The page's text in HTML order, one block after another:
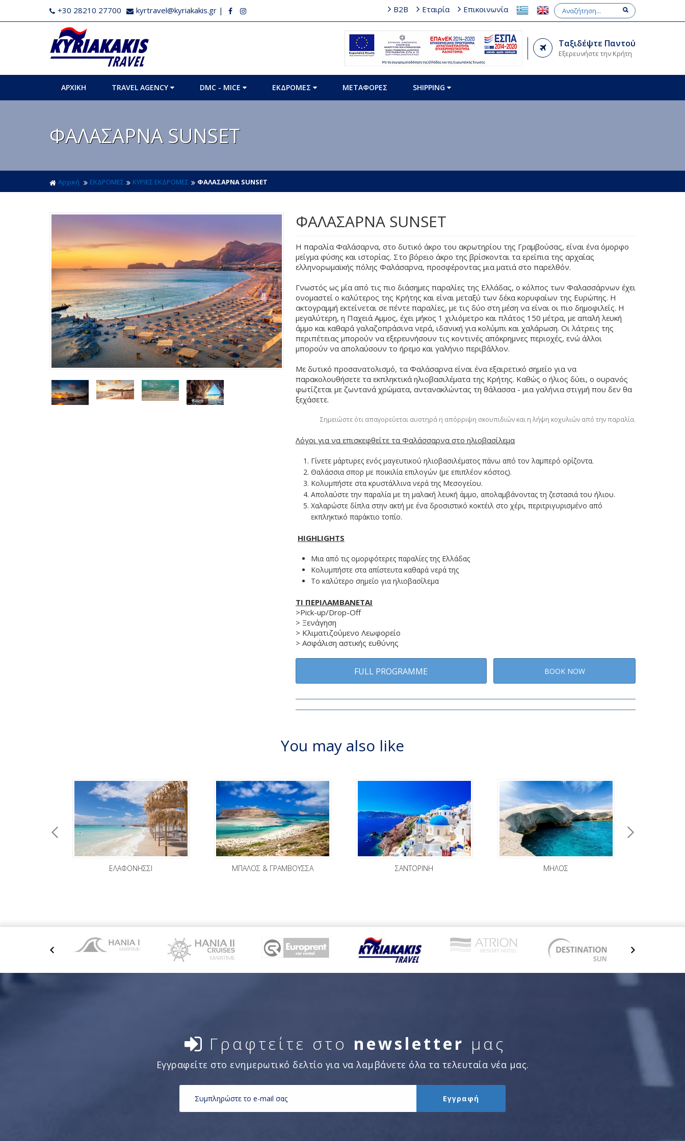
+30 28210 27700 kyrtravel@kyriakakis.gr | B2B Εταιρία Επικοινωνία
Ταξιδέψτε Παντού
Εξερευνήστε την Κρήτη
ΑΡΧΙΚΗ TRAVEL AGENCY DMC - MICE ΕΚΔΡΟΜΕΣ ΜΕΤΑΦΟΡΕΣ SHIPPING
ΦΑΛΑΣΑΡΝΑ SUNSET
Αρχική ΕΚΔΡΟΜΕΣ ΚΥΡΙΕΣ ΕΚΔΡΟΜΕΣ ΦΑΛΑΣΑΡΝΑ SUNSET
ΦΑΛΑΣΑΡΝΑ SUNSET
Η παραλία Φαλάσαρνα, στο δυτικό άκρο του ακρωτηρίου της Γραμβούσας, είναι ένα όμορφο
μείγμα φύσης και ιστορίας. Στο βόρειο άκρο της βρίσκονται τα ερείπια της αρχαίας
ελληνορωμαϊκής πόλης Φαλάσαρνα, προσφέροντας μια ματιά στο παρελθόν.
Γνωστός ως μία από τις πιο διάσημες παραλίες της Ελλάδας, ο κόλπος των Φαλασσάρνων έχει
ονομαστεί ο καλύτερος της Κρήτης και είναι μεταξύ των δέκα κορυφαίων της Ευρώπης. Η
ακτογραμμή εκτείνεται σε πέντε παραλίες, με τις δύο στη μέση να είναι οι πιο δημοφιλείς. Η
μεγαλύτερη, η Παχειά Αμμος, έχει μήκος 1 χιλιόμετρο και πλάτος 150 μέτρα, με απαλή λευκή
άμμο και καθαρά γαλαζοπράσινα νερά, ιδανική για κολύμπι και χαλάρωση. Οι λάτρεις της
περιπέτειας μπορούν να εξερευνήσουν τις κοντινές απόκρημνες περιοχές, ενώ άλλοι
μπορούν να απολαύσουν το ήρεμο και γαλήνιο περιβάλλον.
Με δυτικό προσανατολισμό, τα Φαλάσαρνα είναι ένα εξαιρετικό σημείο για να
παρακολουθήσετε τα εκπληκτικά ηλιοβασιλέματα της Κρήτης. Καθώς ο ήλιος δύει, ο ουρανός
φωτίζεται με ζωντανά χρώματα, αντανακλώντας τη θάλασσα - μια γαλήνια στιγμή που δεν θα
ξεχάσετε.
Σημειώστε ότι απαγορεύεται αυστηρά η απόρριψη σκουπιδιών και η λήψη κοχυλιών από την παραλία.
Λόγοι για να επισκεφθείτε τα Φαλάσσαρνα στο ηλιοβασίλεμα
Γίνετε μάρτυρες ενός μαγευτικού ηλιοβασιλέματος πάνω από τον λαμπερό ορίζοντα.
Θαλάσσια σπορ με ποικιλία επιλογών (με επιπλέον κόστος).
Κολυμπήστε στα κρυστάλλινα νερά της Μεσογείου.
Απολαύστε την παραλία με τη μαλακή λευκή άμμο, απολαμβάνοντας τη ζεστασιά του ήλιου.
Χαλαρώστε δίπλα στην ακτή με ένα δροσιστικό κοκτέιλ στο χέρι, περιτριγυρισμένο από
εκπληκτικό παράκτιο τοπίο.
HIGHLIGHTS
Μια από τις ομορφότερες παραλίες της Ελλάδας
Κολυμπήστε στα απίστευτα καθαρά νερά της
Το καλύτερο σημείο για ηλιοβασίλεμα
ΤΙ ΠΕΡΙΛΑΜΒΑΝΕΤΑΙ
>Pick-up/Drop-Off
> Ξενάγηση
> Κλιματιζούμενο Λεωφορείο
> Ασφάλιση αστικής ευθύνης
FULL PROGRAMME BOOK NOW
You may also like
ΕΛΑΦΟΝΗΣΣΙ ΜΠΑΛΟΣ & ΓΡΑΜΒΟΥΣΣΑ ΣΑΝΤΟΡΙΝΗ ΜΗΛΟΣ
Γραφτείτε στο newsletter μας
Εγγραφείτε στο ενημερωτικό δελτίο για να λαμβάνετε όλα τα τελευταία νέα μας.